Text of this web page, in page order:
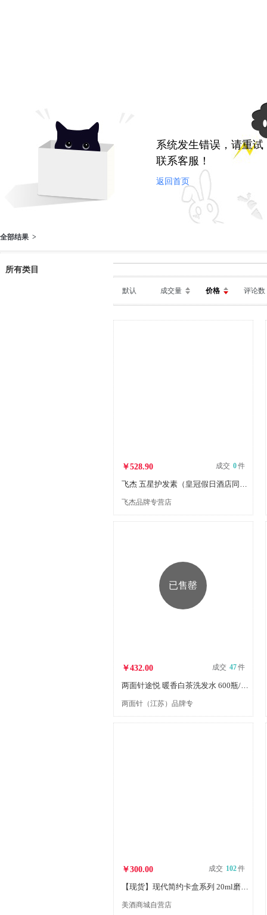
系统发生错误，请重
联系客服！
返回首页
全部结果 >
所有类目
默认 成交量 价格 评论数
￥528.90 成交 0件
飞杰 五星护发素（皇冠假日酒店同款） 500瓶/箱
飞杰品牌专营店
已售罄
￥432.00 成交 47件
两面针途悦 暖香白茶洗发水 600瓶/箱 PLMZ
两面针（江苏）品牌专
营店
￥300.00 成交 102件
【现货】现代简约卡盒系列 20ml磨砂彩管洗发水 1000瓶/箱 BT
美酒商城自营店